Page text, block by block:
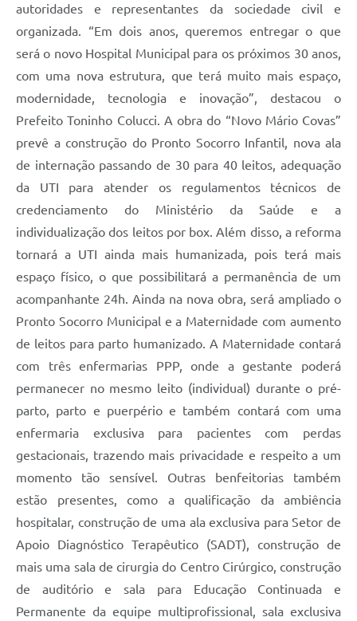
autoridades e representantes da sociedade civil e
organizada. “Em dois anos, queremos entregar o que
será o novo Hospital Municipal para os próximos 30 anos,
com uma nova estrutura, que terá muito mais espaço,
modernidade, tecnologia e inovação”, destacou o
Prefeito Toninho Colucci. A obra do “Novo Mário Covas”
prevê a construção do Pronto Socorro Infantil, nova ala
de internação passando de 30 para 40 leitos, adequação
da UTI para atender os regulamentos técnicos de
credenciamento do Ministério da Saúde e a
individualização dos leitos por box. Além disso, a reforma
tornará a UTI ainda mais humanizada, pois terá mais
espaço físico, o que possibilitará a permanência de um
acompanhante 24h. Ainda na nova obra, será ampliado o
Pronto Socorro Municipal e a Maternidade com aumento
de leitos para parto humanizado. A Maternidade contará
com três enfermarias PPP, onde a gestante poderá
permanecer no mesmo leito (individual) durante o pré-
parto, parto e puerpério e também contará com uma
enfermaria exclusiva para pacientes com perdas
gestacionais, trazendo mais privacidade e respeito a um
momento tão sensível. Outras benfeitorias também
estão presentes, como a qualificação da ambiência
hospitalar, construção de uma ala exclusiva para Setor de
Apoio Diagnóstico Terapêutico (SADT), construção de
mais uma sala de cirurgia do Centro Cirúrgico, construção
de auditório e sala para Educação Continuada e
Permanente da equipe multiprofissional, sala exclusiva